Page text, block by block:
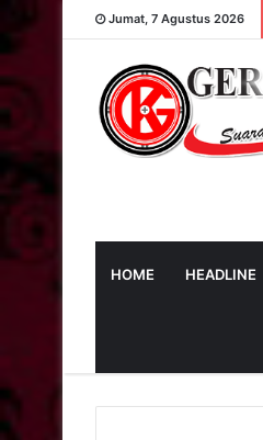
Jumat, 7 Agustus 2026
HOME HEADLINE